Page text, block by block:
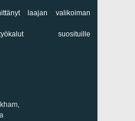
laajan valikoiman
suosituille